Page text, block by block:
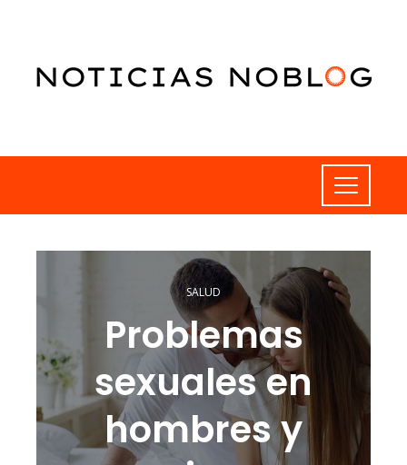
SALUD
Problemas
sexuales en
hombres y